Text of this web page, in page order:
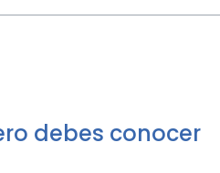
debes conocer